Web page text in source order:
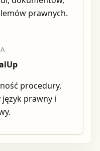
prawnych.
procedury,
prawny i